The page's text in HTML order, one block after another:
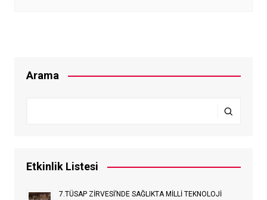
Arama
Etkinlik Listesi
7.TÜSAP ZİRVESİ’NDE SAĞLIKTA MİLLİ TEKNOLOJİ